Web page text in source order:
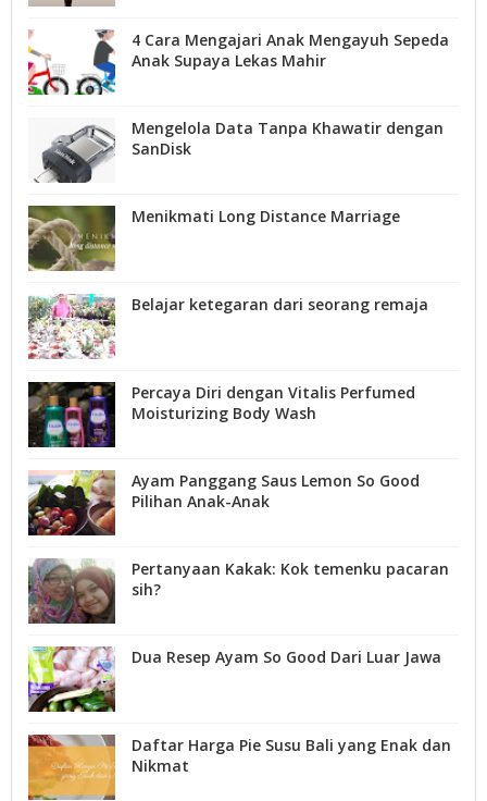
4 Cara Mengajari Anak Mengayuh Sepeda
Anak Supaya Lekas Mahir
Mengelola Data Tanpa Khawatir dengan
SanDisk
Menikmati Long Distance Marriage
Belajar ketegaran dari seorang remaja
Percaya Diri dengan Vitalis Perfumed
Moisturizing Body Wash
Ayam Panggang Saus Lemon So Good
Pilihan Anak-Anak
Pertanyaan Kakak: Kok temenku pacaran
sih?
Dua Resep Ayam So Good Dari Luar Jawa
Daftar Harga Pie Susu Bali yang Enak dan
Nikmat